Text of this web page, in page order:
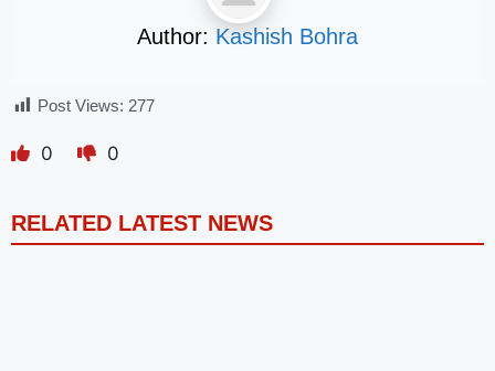
Author: Kashish Bohra
Post Views: 277
0 0
RELATED LATEST NEWS